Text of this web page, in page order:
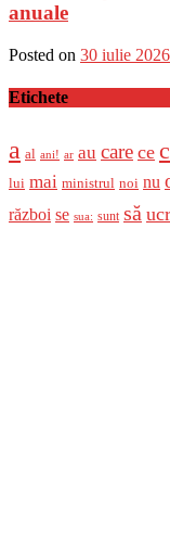
anuale
Posted on 30 iulie 2026
Etichete
a al ani! ar au care ce
lui mai ministrul noi nu
război se sua: sunt să